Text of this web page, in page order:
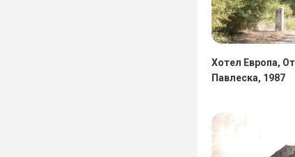
Хотел Европа,
Павлеска, 1987